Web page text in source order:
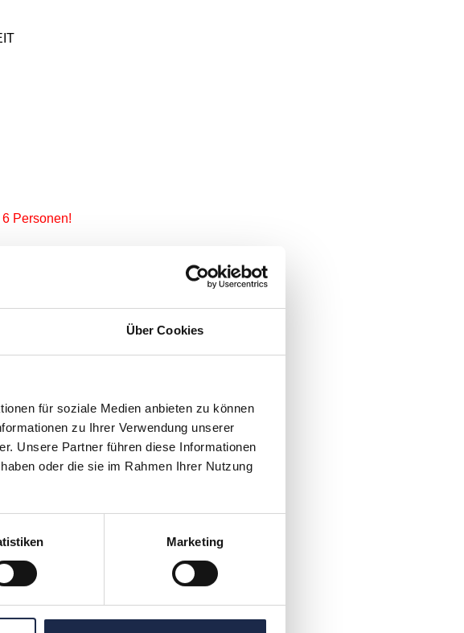
Über Cookies
für soziale Medien anbieten zu können
zu Ihrer Verwendung unserer
Unsere Partner führen diese Informationen
oder die sie im Rahmen Ihrer Nutzung
Marketing
Personen!
Es gelten